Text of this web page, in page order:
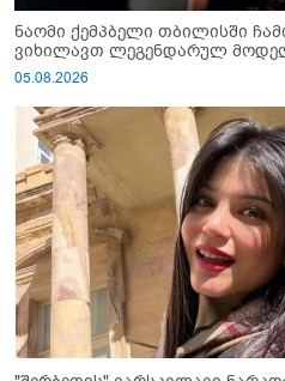
ნაომი ქემპბელი თბილისში
ვიხილავთ ლეგენდარულ
05.08.2026